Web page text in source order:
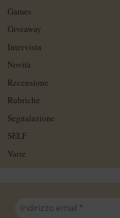
Games
Giveaway
Intervista
Novità
Recensione
Rubriche
Segnalazione
SELF
Varie